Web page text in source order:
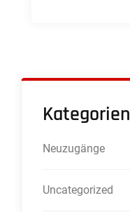
Kategorien
Neuzugänge
Uncategorized